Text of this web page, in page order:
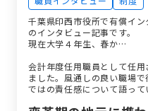
千葉県印西市役所で有償イ
のインタビュー記事です。
現在大学４年生、春か…
会計年度任用職員として任
ました。風通しの良い職場
ではの責任感について語って